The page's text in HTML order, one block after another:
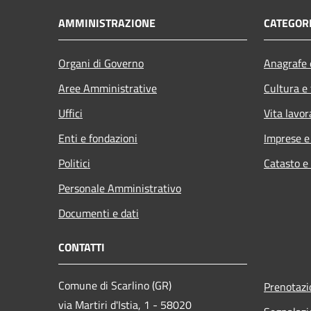
AMMINISTRAZIONE
Organi di Governo
Aree Amministrative
Uffici
Enti e fondazioni
Politici
Personale Amministrativo
Documenti e dati
Cultura
Vita
Imprese
Catasto
CONTATTI
Comune di Scarlino (GR)
via Martiri d'Istia, 1 - 58020